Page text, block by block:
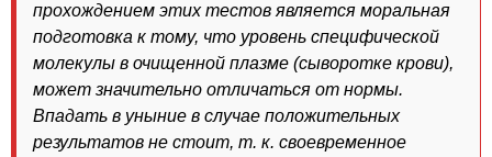
прохождением этих тестов является моральная
подготовка к тому, что уровень специфической
молекулы в очищенной плазме (сыворотке крови),
может значительно отличаться от нормы.
Впадать в уныние в случае положительных
результатов не стоит, т. к. своевременное